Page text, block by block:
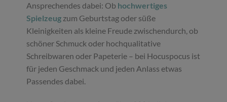
Ansprechendes dabei: Ob hochwertiges
Spielzeug zum Geburtstag oder süße
Kleinigkeiten als kleine Freude zwischendurch, ob
schöner Schmuck oder hochqualitative
Schreibwaren oder Papeterie – bei Hocuspocus ist
für jeden Geschmack und jeden Anlass etwas
Passendes dabei.